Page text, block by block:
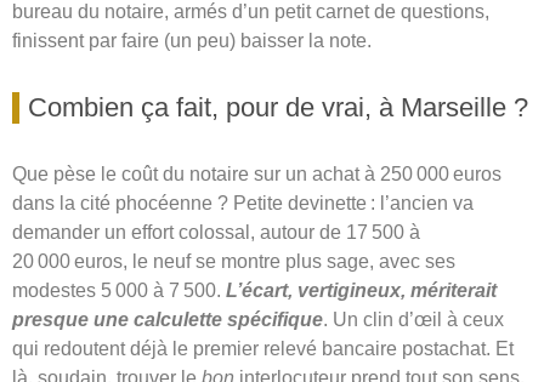
bureau du notaire, armés d’un petit carnet de questions,
finissent par faire (un peu) baisser la note.
Combien ça fait, pour de vrai, à Marseille ?
Que pèse le coût du notaire sur un achat à 250 000 euros
dans la cité phocéenne ? Petite devinette : l’ancien va
demander un effort colossal, autour de 17 500 à
20 000 euros, le neuf se montre plus sage, avec ses
modestes 5 000 à 7 500. L’écart, vertigineux, mériterait
presque une calculette spécifique. Un clin d’œil à ceux
qui redoutent déjà le premier relevé bancaire postachat. Et